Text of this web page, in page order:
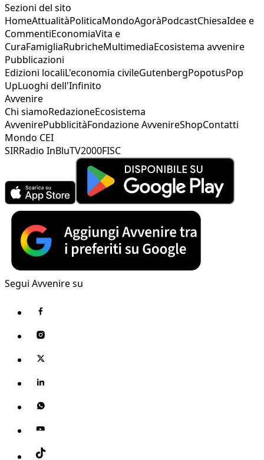
Sezioni del sito
HomeAttualitàPoliticaMondoAgoràPodcastChiesaIdee e
CommentiEconomiaVita e
CuraFamigliaRubricheMultimediaEcosistema avvenire
Pubblicazioni
Edizioni localiL'economia civileGutenbergPopotusPop
UpLuoghi dell'Infinito
Avvenire
Chi siamoRedazioneEcosistema
AvvenirePubblicitàFondazione AvvenireShopContatti
Mondo CEI
SIRRadio InBluTV2000FISC
Segui Avvenire su